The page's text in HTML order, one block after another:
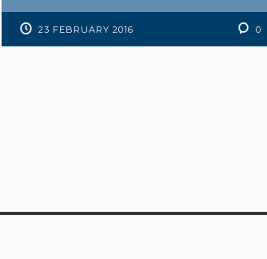
23 FEBRUARY 2016 0